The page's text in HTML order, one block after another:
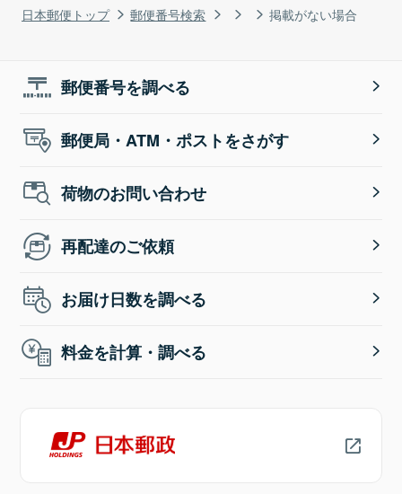
日本郵便トップ 郵便番号検索 掲載がない場合
郵便番号を調べる
郵便局・ATM・ポストをさがす
荷物のお問い合わせ
再配達のご依頼
お届け日数を調べる
料金を計算・調べる